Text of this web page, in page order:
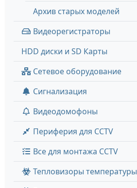
Архив старых моделей
Видеорегистраторы
HDD диски и SD Карты
Сетевое оборудование
Сигнализация
Видеодомофоны
Периферия для CCTV
Все для монтажа CCTV
Тепловизоры температуры